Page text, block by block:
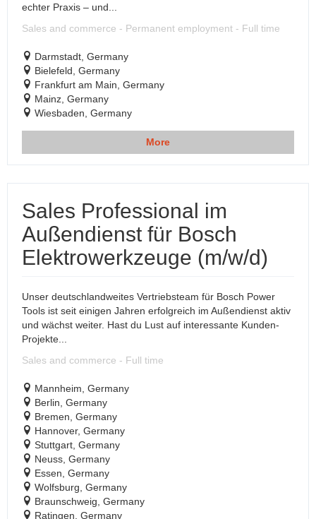
echter Praxis – und...
Sales and commerce - Permanent employment - Full time
Darmstadt, Germany
Bielefeld, Germany
Frankfurt am Main, Germany
Mainz, Germany
Wiesbaden, Germany
More
Sales Professional im
Außendienst für Bosch
Elektrowerkzeuge (m/w/d)
Unser deutschlandweites Vertriebsteam für Bosch Power
Tools ist seit einigen Jahren erfolgreich im Außendienst aktiv
und wächst weiter. Hast du Lust auf interessante Kunden-
Projekte...
Sales and commerce - Full time
Mannheim, Germany
Berlin, Germany
Bremen, Germany
Hannover, Germany
Stuttgart, Germany
Neuss, Germany
Essen, Germany
Wolfsburg, Germany
Braunschweig, Germany
Ratingen, Germany